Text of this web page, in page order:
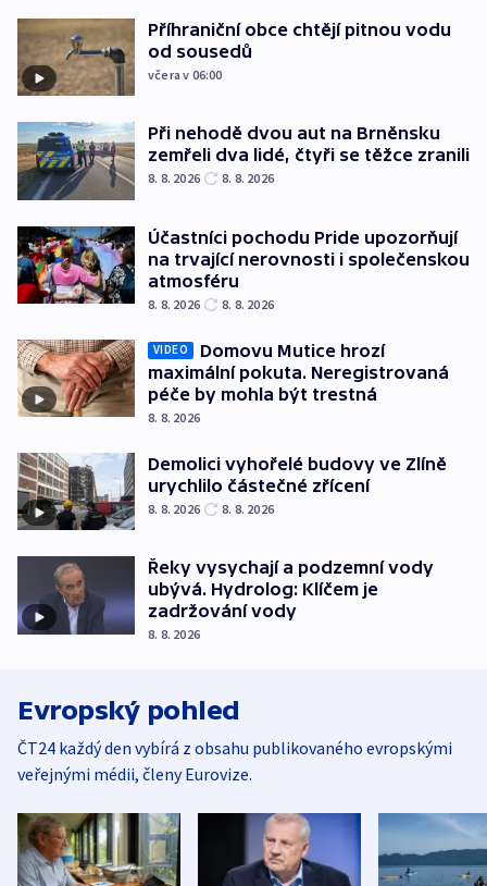
Příhraniční obce chtějí pitnou vodu
od sousedů
včera v 06:00
Při nehodě dvou aut na Brněnsku
zemřeli dva lidé, čtyři se těžce zranili
8. 8. 2026 8. 8. 2026
Účastníci pochodu Pride upozorňují
na trvající nerovnosti i společenskou
atmosféru
8. 8. 2026 8. 8. 2026
VIDEO
Domovu Mutice hrozí
maximální pokuta. Neregistrovaná
péče by mohla být trestná
8. 8. 2026
Demolici vyhořelé budovy ve Zlíně
urychlilo částečné zřícení
8. 8. 2026 8. 8. 2026
Řeky vysychají a podzemní vody
ubývá. Hydrolog: Klíčem je
zadržování vody
8. 8. 2026
Evropský pohled
ČT24 každý den vybírá z obsahu publikovaného evropskými
veřejnými médii, členy Eurovize.